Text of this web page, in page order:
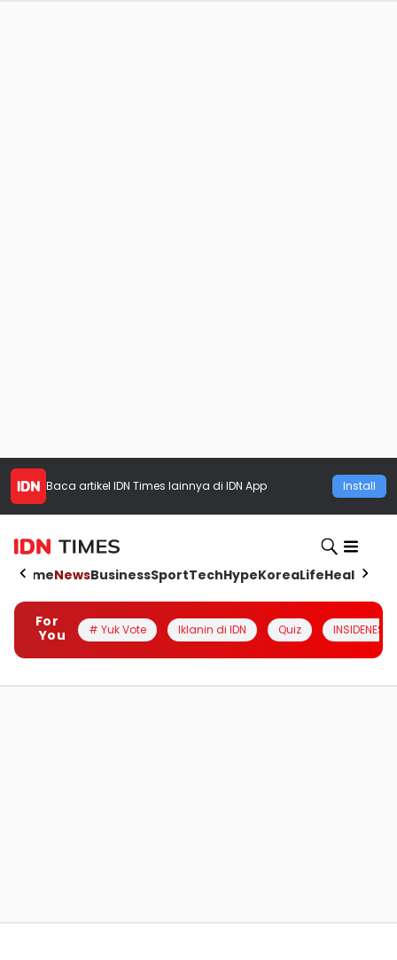
Baca artikel IDN Times lainnya di IDN App Install
HomeNewsBusinessSportTechHypeKoreaLifeHealth
For
You
# Yuk Vote Iklanin di IDN Quiz INSIDENESIA